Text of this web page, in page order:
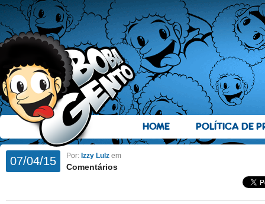
HOME POLÍTICA DE
07/04/15 Por: Izzy Lulz em
Comentários